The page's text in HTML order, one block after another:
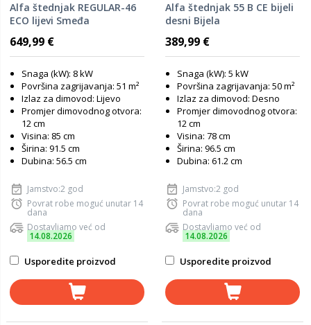
Alfa štednjak REGULAR-46
ECO lijevi Smeđa
649,99 €
Snaga (kW): 8 kW
Površina zagrijavanja: 51 m²
Izlaz za dimovod: Lijevo
Promjer dimovodnog otvora:
12 cm
Visina: 85 cm
Širina: 91.5 cm
Dubina: 56.5 cm
Jamstvo:2 god
Povrat robe moguć unutar 14
dana
Dostavljamo već od
14.08.2026
Usporedite proizvod
Alfa štednjak 55 B CE bijeli
desni Bijela
389,99 €
Snaga (kW): 5 kW
Površina zagrijavanja: 50 m²
Izlaz za dimovod: Desno
Promjer dimovodnog otvora:
12 cm
Visina: 78 cm
Širina: 96.5 cm
Dubina: 61.2 cm
Jamstvo:2 god
Povrat robe moguć unutar 14
dana
Dostavljamo već od
14.08.2026
Usporedite proizvod